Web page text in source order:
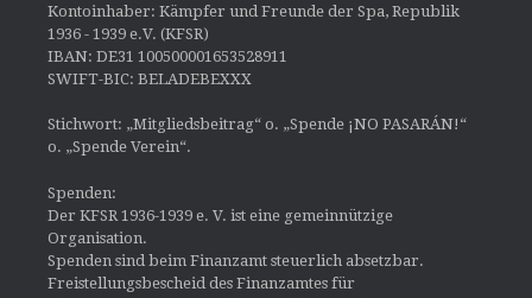
Kontoinhaber: Kämpfer und Freunde der Spa, Republik
1936 - 1939 e.V. (KFSR)
IBAN: DE31 100500001653528911
SWIFT-BIC: BELADEBEXXX
Stichwort: „Mitgliedsbeitrag“ o. „Spende ¡NO PASARÁN!“
o. „Spende Verein“.
Spenden:
Der KFSR 1936-1939 e. V. ist eine gemeinnützige
Organisation.
Spenden sind beim Finanzamt steuerlich absetzbar.
Freistellungsbescheid des Finanzamtes für